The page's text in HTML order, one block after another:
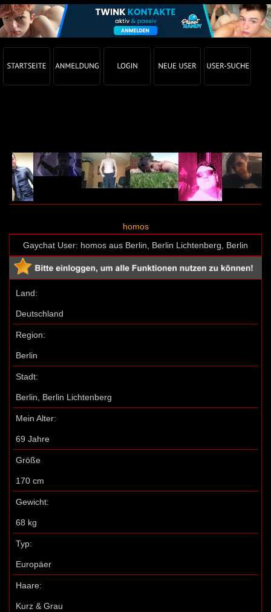
homos
Gaychat User: homos aus Berlin, Berlin Lichtenberg, Berlin
Land:
Deutschland
Region:
Berlin
Stadt:
Berlin, Berlin Lichtenberg
Mein Alter:
69 Jahre
Größe
170 cm
Gewicht:
68 kg
Typ:
Europäer
Haare:
Kurz & Grau